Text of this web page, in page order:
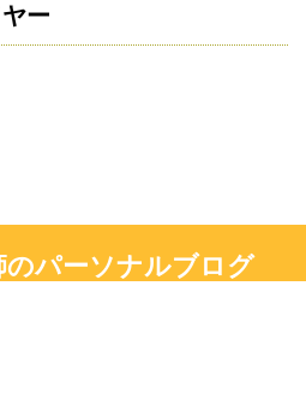
ー
のパーソナルブログ